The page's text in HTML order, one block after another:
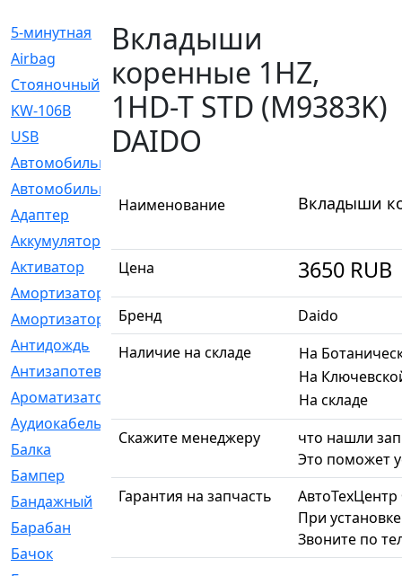
5-минутная
[1]
Airbag
[18]
Cтояночный
[1]
KW-106B
[0]
USB
[6]
Автомобильное
Автомобильный
Адаптер
[3]
Аккумулятор
Активатор
Амортизатор
[608]
Амортизаторы
Антидождь
[1]
Антизапотеватель
Ароматизатор
Аудиокабель
[2]
Балка
[58]
Бампер
[137]
Бандажный
[6]
Барабан
Бачок
[40]
Вкладыши
коренные 1HZ,
1HD-T STD (M9383K)
DAIDO
Наименование Вкладыши
Цена 3650 RUB
Бренд
Daido
Наличие на складе
На
На
На складе
Скажите менеджеру
что нашли
Это поможет
Гарантия на запчасть
При
Звоните по